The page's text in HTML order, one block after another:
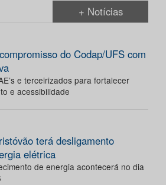
+ Notícias
do Codap/UFS com
e terceirizados para fortalecer
e acessibilidade
terá desligamento
elétrica
de energia acontecerá no dia